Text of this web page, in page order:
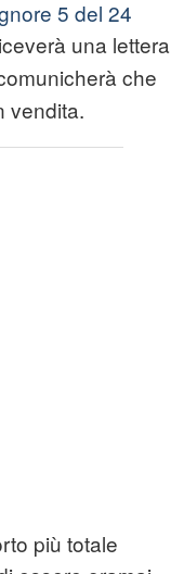
5 del 24
una lettera
che
vendita.
più totale